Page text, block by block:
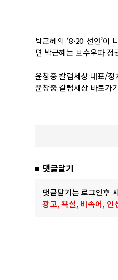
박근혜의 ‘8·20 선언’
면 박근혜는 보수우파
윤창중 칼럼세상 대표/
윤창중 칼럼세상 바로
댓글달기
댓글달기는 로그인후
광고, 욕설, 비속어, 인